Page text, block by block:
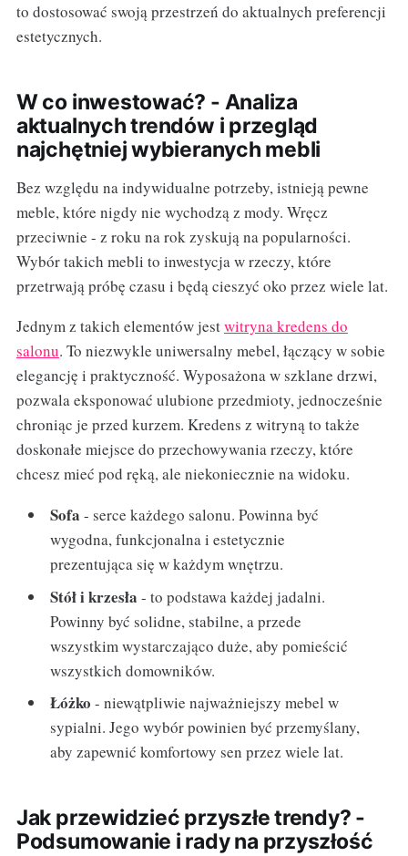
to dostosować swoją przestrzeń do aktualnych preferencji
estetycznych.
W co inwestować? - Analiza
aktualnych trendów i przegląd
najchętniej wybieranych mebli
Bez względu na indywidualne potrzeby, istnieją pewne
meble, które nigdy nie wychodzą z mody. Wręcz
przeciwnie - z roku na rok zyskują na popularności.
Wybór takich mebli to inwestycja w rzeczy, które
przetrwają próbę czasu i będą cieszyć oko przez wiele lat.
Jednym z takich elementów jestwitryna kredens do
salonu. To niezwykle uniwersalny mebel, łączący w sobie
elegancję i praktyczność. Wyposażona w szklane drzwi,
pozwala eksponować ulubione przedmioty, jednocześnie
chroniąc je przed kurzem. Kredens z witryną to także
doskonałe miejsce do przechowywania rzeczy, które
chcesz mieć pod ręką, ale niekoniecznie na widoku.
Sofa - serce każdego salonu. Powinna być
wygodna, funkcjonalna i estetycznie
prezentująca się w każdym wnętrzu.
Stół i krzesła - to podstawa każdej jadalni.
Powinny być solidne, stabilne, a przede
wszystkim wystarczająco duże, aby pomieścić
wszystkich domowników.
Łóżko - niewątpliwie najważniejszy mebel w
sypialni. Jego wybór powinien być przemyślany,
aby zapewnić komfortowy sen przez wiele lat.
Jak przewidzieć przyszłe trendy? -
Podsumowanie i rady na przyszłość